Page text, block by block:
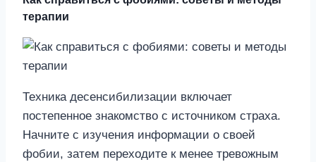
терапии
Техника десенсибилизации включает
постепенное знакомство с источником страха.
Начните с изучения информации о своей
фобии, затем переходите к менее тревожным